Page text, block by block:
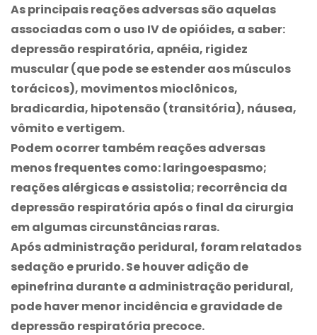
As principais reações adversas são aquelas
associadas com o uso IV de opióides, a saber:
depressão respiratória, apnéia, rigidez
muscular (que pode se estender aos músculos
torácicos), movimentos mioclônicos,
bradicardia, hipotensão (transitória), náusea,
vômito e vertigem.
Podem ocorrer também reações adversas
menos frequentes como: laringoespasmo;
reações alérgicas e assistolia; recorrência da
depressão respiratória após o final da cirurgia
em algumas circunstâncias raras.
Após administração peridural, foram relatados
sedação e prurido. Se houver adição de
epinefrina durante a administração peridural,
pode haver menor incidência e gravidade de
depressão respiratória precoce.